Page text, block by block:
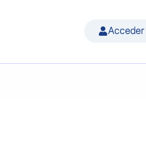
Acceder